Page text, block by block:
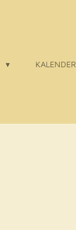
KALENDER